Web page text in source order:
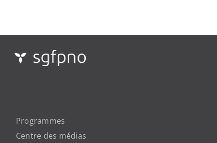
Programmes
Centre des médias